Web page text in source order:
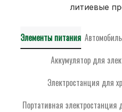
литиевые
Элементы питания
Аккумулятор для
Электростанция для
Портативная электростанция